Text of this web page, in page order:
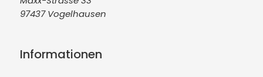
97437 Vogelhausen
Informationen